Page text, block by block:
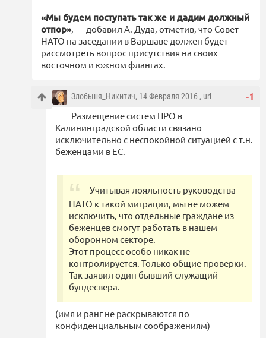
«Мы будем поступать так же и дадим должный
отпор», — добавил А. Дуда, отметив, что Совет
НАТО на заседании в Варшаве должен будет
рассмотреть вопрос присутствия на своих
восточном и южном флангах.
-1
Злобыня_Никитич, 14 Февраля 2016 , url
Размещение систем ПРО в
Калининградской области связано
исключительно с неспокойной ситуацией с т.н.
беженцами в ЕС.
Учитывая лояльность руководства
НАТО к такой миграции, мы не можем
исключить, что отдельные граждане из
беженцев смогут работать в нашем
оборонном секторе.
Этот процесс особо никак не
контролируется. Только общие проверки.
Так заявил один бывший служащий
бундесвера.
(имя и ранг не раскрываются по
конфиденциальным соображениям)